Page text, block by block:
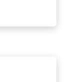
サイズ：